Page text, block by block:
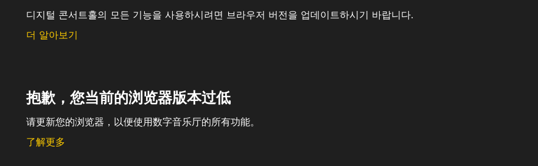
디지털 콘서트홀의 모든 기능을 사용하시려면 브라우저 버전을 업데이트하시기 바랍니다.
더 알아보기
抱歉，您当前的浏览器版本过低
请更新您的浏览器，以便使用数字音乐厅的所有功能。
了解更多